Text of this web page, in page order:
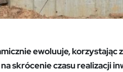
ewoluuje, korzystając
skrócenie czasu realizacji